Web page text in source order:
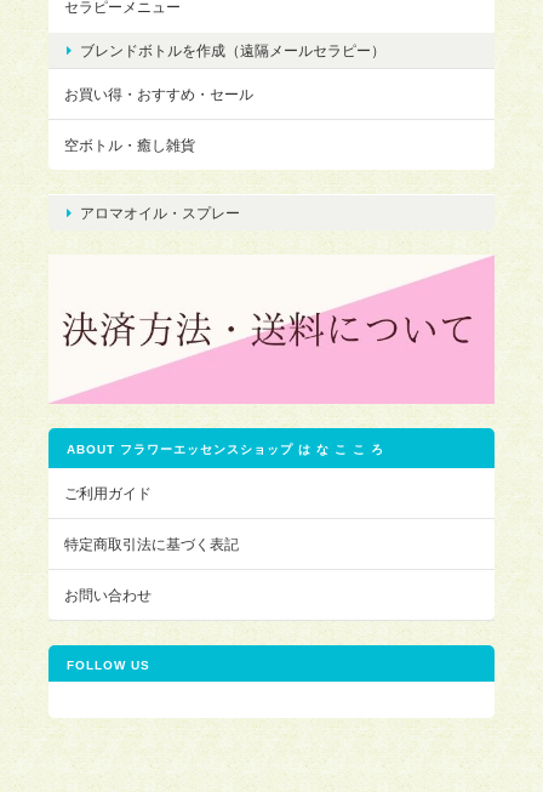
セラピーメニュー
ブレンドボトルを作成（遠隔メールセラピー）
お買い得・おすすめ・セール
空ボトル・癒し雑貨
アロマオイル・スプレー
ABOUT フラワーエッセンスショップ は な こ こ ろ
ご利用ガイド
特定商取引法に基づく表記
お問い合わせ
FOLLOW US